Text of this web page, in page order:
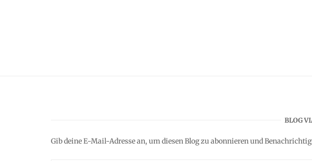
BLOG
Gib deine E-Mail-Adresse an, um diesen Blog zu abonnieren und